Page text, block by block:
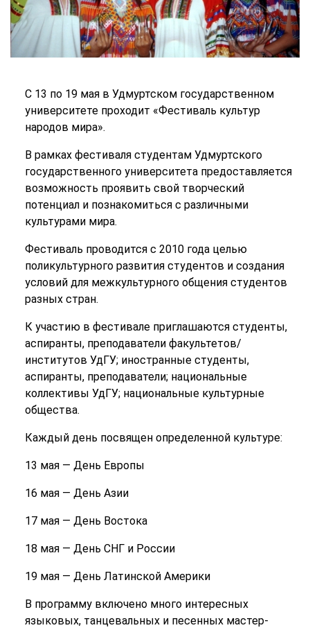
С 13 по 19 мая в Удмуртском государственном
университете проходит «Фестиваль культур
народов мира».
В рамках фестиваля студентам Удмуртского
государственного университета предоставляется
возможность проявить свой творческий
потенциал и познакомиться с различными
культурами мира.
Фестиваль проводится с 2010 года целью
поликультурного развития студентов и создания
условий для межкультурного общения студентов
разных стран.
К участию в фестивале приглашаются студенты,
аспиранты, преподаватели факультетов/
институтов УдГУ; иностранные студенты,
аспиранты, преподаватели; национальные
коллективы УдГУ; национальные культурные
общества.
Каждый день посвящен определенной культуре:
13 мая — День Европы
16 мая — День Азии
17 мая — День Востока
18 мая — День СНГ и России
19 мая — День Латинской Америки
В программу включено много интересных
языковых, танцевальных и песенных мастер-